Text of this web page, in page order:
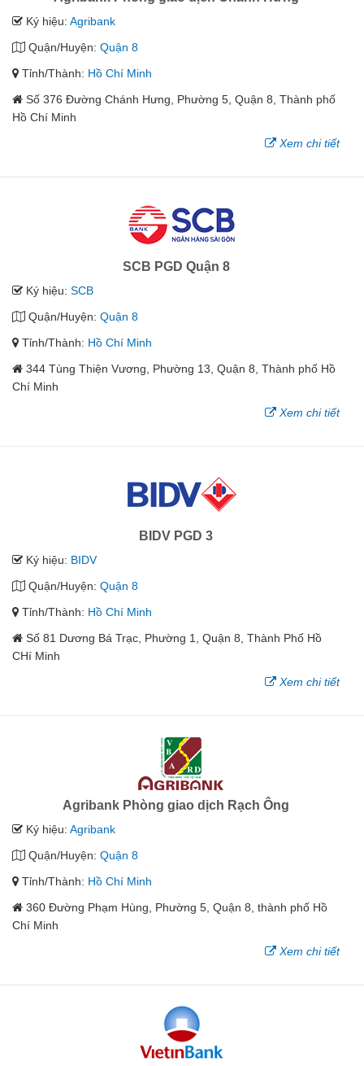
Ký hiệu: Agribank
Quận/Huyện: Quận 8
Tỉnh/Thành: Hồ Chí Minh
Số 376 Đường Chánh Hưng, Phường 5, Quận 8, Thành phố
Hồ Chí Minh
Xem chi tiết
SCB PGD Quận 8
Ký hiệu: SCB
Quận/Huyện: Quận 8
Tỉnh/Thành: Hồ Chí Minh
344 Tùng Thiện Vương, Phường 13, Quận 8, Thành phố Hồ
Chí Minh
Xem chi tiết
BIDV PGD 3
Ký hiệu: BIDV
Quận/Huyện: Quận 8
Tỉnh/Thành: Hồ Chí Minh
Số 81 Dương Bá Trạc, Phường 1, Quận 8, Thành Phố Hồ
CHí Minh
Xem chi tiết
Agribank Phòng giao dịch Rạch Ông
Ký hiệu: Agribank
Quận/Huyện: Quận 8
Tỉnh/Thành: Hồ Chí Minh
360 Đường Phạm Hùng, Phường 5, Quận 8, thành phố Hồ
Chí Minh
Xem chi tiết